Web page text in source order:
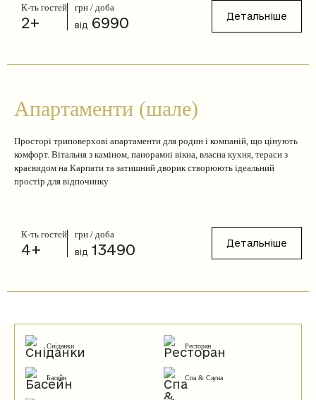
К-ть гостей
2+
грн / доба
від 6990 Детальніше
Апартаменти (шале)
Просторі триповерхові апартаменти для родин і компаній, що цінують
комфорт. Вітальня з каміном, панорамні вікна, власна кухня, тераси з
краєвидом на Карпати та затишний дворик створюють ідеальний
простір для відпочинку
К-ть гостей
4+
грн / доба
від 13490 Детальніше
Сніданки Ресторан
Басейн Спа & Сауна